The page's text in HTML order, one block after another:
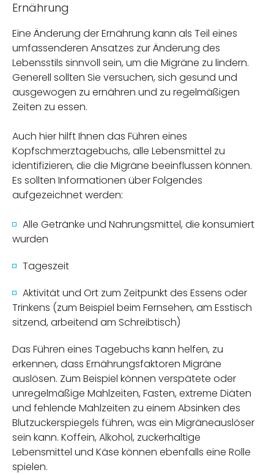
Ernährung
Eine Änderung der Ernährung kann als Teil eines
umfassenderen Ansatzes zur Änderung des
Lebensstils sinnvoll sein, um die Migräne zu lindern.
Generell sollten Sie versuchen, sich gesund und
ausgewogen zu ernähren und zu regelmäßigen
Zeiten zu essen.
Auch hier hilft Ihnen das Führen eines
Kopfschmerztagebuchs, alle Lebensmittel zu
identifizieren, die die Migräne beeinflussen können.
Es sollten Informationen über Folgendes
aufgezeichnet werden:
Alle Getränke und Nahrungsmittel, die konsumiert
wurden
Tageszeit
Aktivität und Ort zum Zeitpunkt des Essens oder
Trinkens (zum Beispiel beim Fernsehen, am Esstisch
sitzend, arbeitend am Schreibtisch)
Das Führen eines Tagebuchs kann helfen, zu
erkennen, dass Ernährungsfaktoren Migräne
auslösen. Zum Beispiel können verspätete oder
unregelmäßige Mahlzeiten, Fasten, extreme Diäten
und fehlende Mahlzeiten zu einem Absinken des
Blutzuckerspiegels führen, was ein Migräneauslöser
sein kann. Koffein, Alkohol, zuckerhaltige
Lebensmittel und Käse können ebenfalls eine Rolle
spielen.